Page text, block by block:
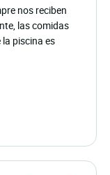
nos reciben
las comidas
piscina es